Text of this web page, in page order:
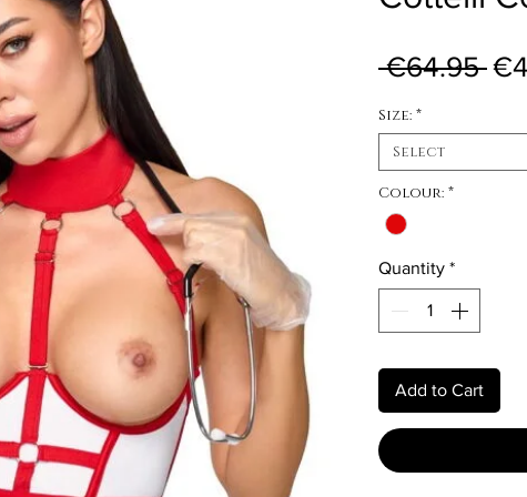
€64.95
Size: *
Select
Colour: *
Quantity *
Add to Cart